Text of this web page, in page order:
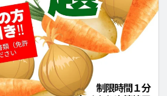
悅 🌌🎆
是如夢似幻，今年比以往更加壯
面上的水中煙火🌊💫 — 閃爍的火
境般美麗。
大賀海岸
自衛隊あたり
沖ノ島/城山公園あたり
沖ノ島（富士見）
館山夕日桟橋あたり
北条桟橋あたり